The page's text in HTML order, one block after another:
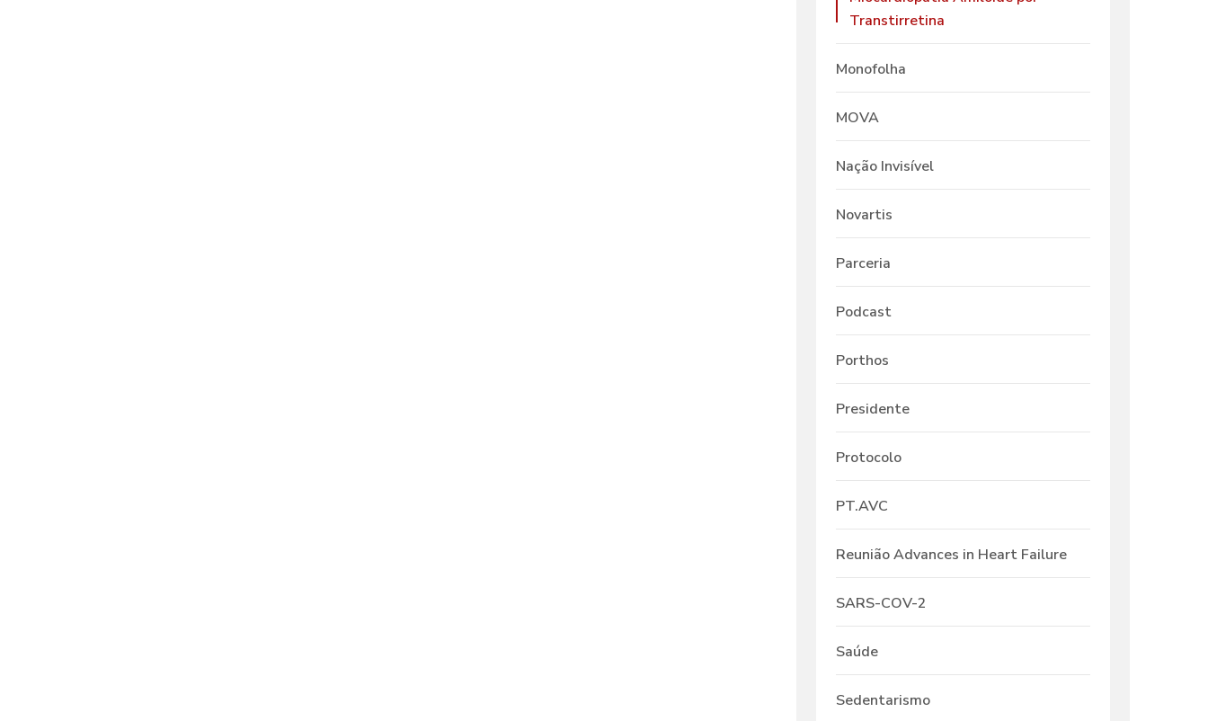
Transtirretina
Monofolha
MOVA
Nação Invisível
Novartis
Parceria
Podcast
Porthos
Presidente
Protocolo
PT.AVC
Reunião Advances in Heart Failure
SARS-COV-2
Saúde
Sedentarismo